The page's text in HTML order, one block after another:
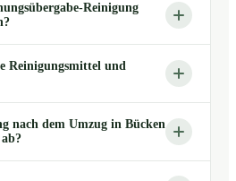
Reinigung
Reinigungsmittel und
nach dem Umzug in Bücken